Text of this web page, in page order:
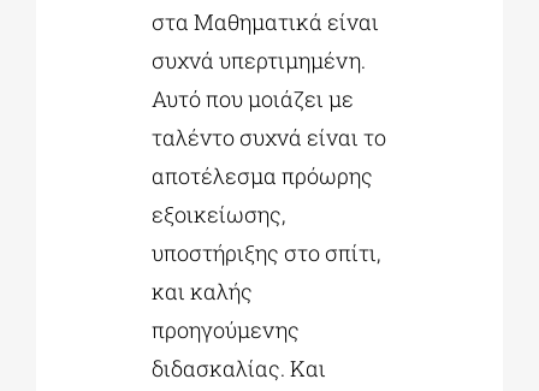
στα Μαθηματικά είναι
συχνά υπερτιμημένη.
Αυτό που μοιάζει με
ταλέντο συχνά είναι το
αποτέλεσμα πρόωρης
εξοικείωσης,
υποστήριξης στο σπίτι,
και καλής
προηγούμενης
διδασκαλίας. Και